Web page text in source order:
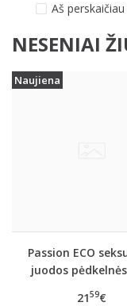
Aš
NESENIAI
Naujiena
Passion ECO
juodos pėdkelnės
2159€